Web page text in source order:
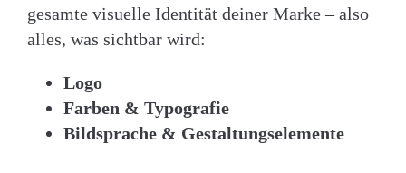
gesamte visuelle Identität deiner Marke – also
alles, was sichtbar wird:
Logo
Farben & Typografie
Bildsprache & Gestaltungselemente